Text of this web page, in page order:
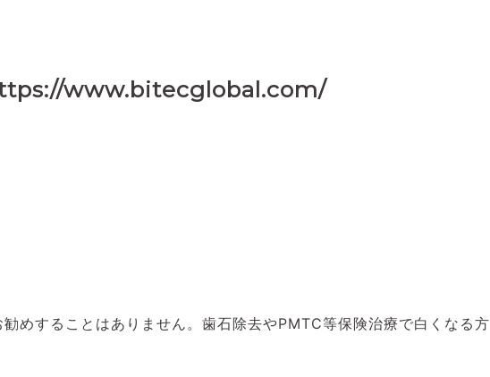
www.bitecglobal.com/
めすることはありません。歯石除去やPMTC等保険治療で白くなる方